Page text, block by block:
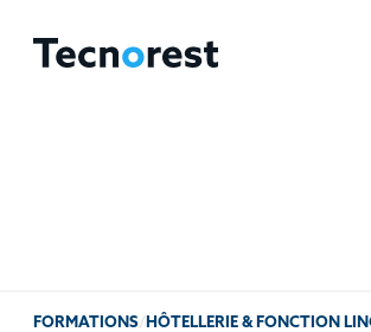
FORMATIONS/ HÔTELLERIE & FONCTION